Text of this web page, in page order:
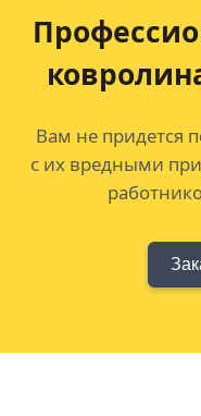
Вам не придется
с их вредными